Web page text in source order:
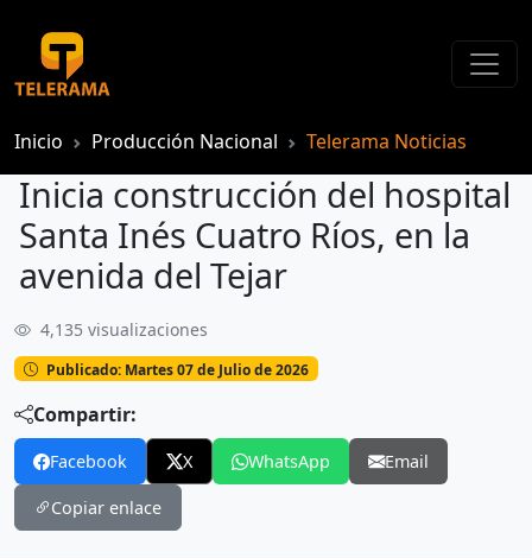
Inicio Producción Nacional Telerama Noticias
Inicia construcción del hospital
Santa Inés Cuatro Ríos, en la
avenida del Tejar
4,135 visualizaciones
Publicado: Martes 07 de Julio de 2026
Compartir:
Facebook X WhatsApp Email
Copiar enlace